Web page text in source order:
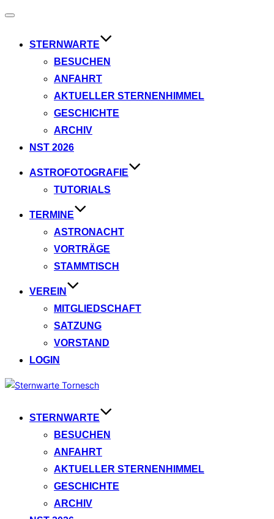
Navigation
STERNWARTE
BESUCHEN
ANFAHRT
AKTUELLER STERNENHIMMEL
GESCHICHTE
ARCHIV
NST 2026
ASTROFOTOGRAFIE
TUTORIALS
TERMINE
ASTRONACHT
VORTRÄGE
STAMMTISCH
VEREIN
MITGLIEDSCHAFT
SATZUNG
VORSTAND
LOGIN
Zum
springenSTERNWARTE
BESUCHEN
ANFAHRT
AKTUELLER STERNENHIMMEL
GESCHICHTE
ARCHIV